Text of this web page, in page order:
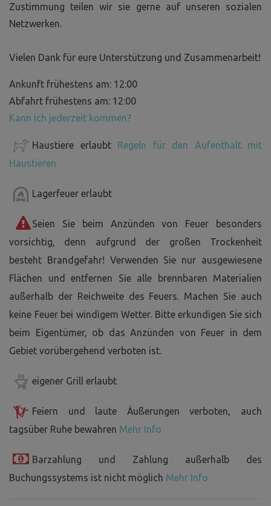
Zustimmung teilen wir sie gerne auf unseren sozialen
Netzwerken.
Vielen Dank für eure Unterstützung und Zusammenarbeit!
Ankunft frühestens am: 12:00
Abfahrt frühestens am: 12:00
Kann ich jederzeit kommen?
Haustiere erlaubt Regeln für den Aufenthalt mit
Haustieren
Lagerfeuer erlaubt
Seien Sie beim Anzünden von Feuer besonders
vorsichtig, denn aufgrund der großen Trockenheit
besteht Brandgefahr! Verwenden Sie nur ausgewiesene
Flächen und entfernen Sie alle brennbaren Materialien
außerhalb der Reichweite des Feuers. Machen Sie auch
keine Feuer bei windigem Wetter. Bitte erkundigen Sie sich
beim Eigentümer, ob das Anzünden von Feuer in dem
Gebiet vorübergehend verboten ist.
eigener Grill erlaubt
Feiern und laute Äußerungen verboten, auch
tagsüber Ruhe bewahren Mehr Info
Barzahlung und Zahlung außerhalb des
Buchungssystems ist nicht möglich Mehr Info